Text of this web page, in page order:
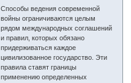
Способы ведения современной
войны ограничиваются целым
рядом международных соглашений
и правил, которых обязано
придерживаться каждое
цивилизованное государство. Эти
правила ставят границы
применению определенных